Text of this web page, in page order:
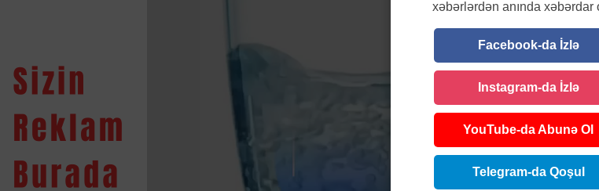
xəbərlərdən anında xəbərdar
Facebook-da İzlə
Instagram-da İzlə
YouTube-da Abunə Ol
Telegram-da Qoşul